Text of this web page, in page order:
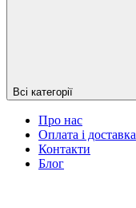
Всі категорії
Про нас
Оплата і доставка
Контакти
Блог